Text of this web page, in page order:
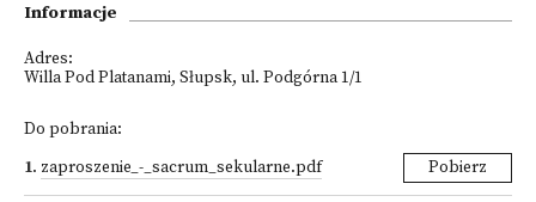
Informacje
Adres:
Willa Pod Platanami, Słupsk, ul. Podgórna 1/1
Do pobrania:
1. zaproszenie_-_sacrum_sekularne.pdf Pobierz